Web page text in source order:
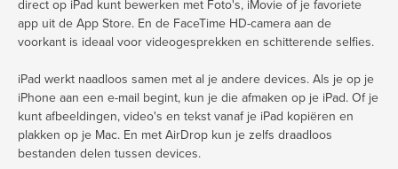
direct op iPad kunt bewerken met Foto's, iMovie of je favoriete
app uit de App Store. En de FaceTime HD-camera aan de
voorkant is ideaal voor videogesprekken en schitterende selfies.
iPad werkt naadloos samen met al je andere devices. Als je op je
iPhone aan een e-mail begint, kun je die afmaken op je iPad. Of je
kunt afbeeldingen, video's en tekst vanaf je iPad kopiëren en
plakken op je Mac. En met AirDrop kun je zelfs draadloos
bestanden delen tussen devices.